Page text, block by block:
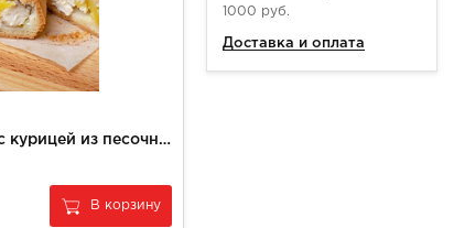
Курнички домашние с курицей из песочного теста
В корзину
1000 руб.
Доставка и оплата